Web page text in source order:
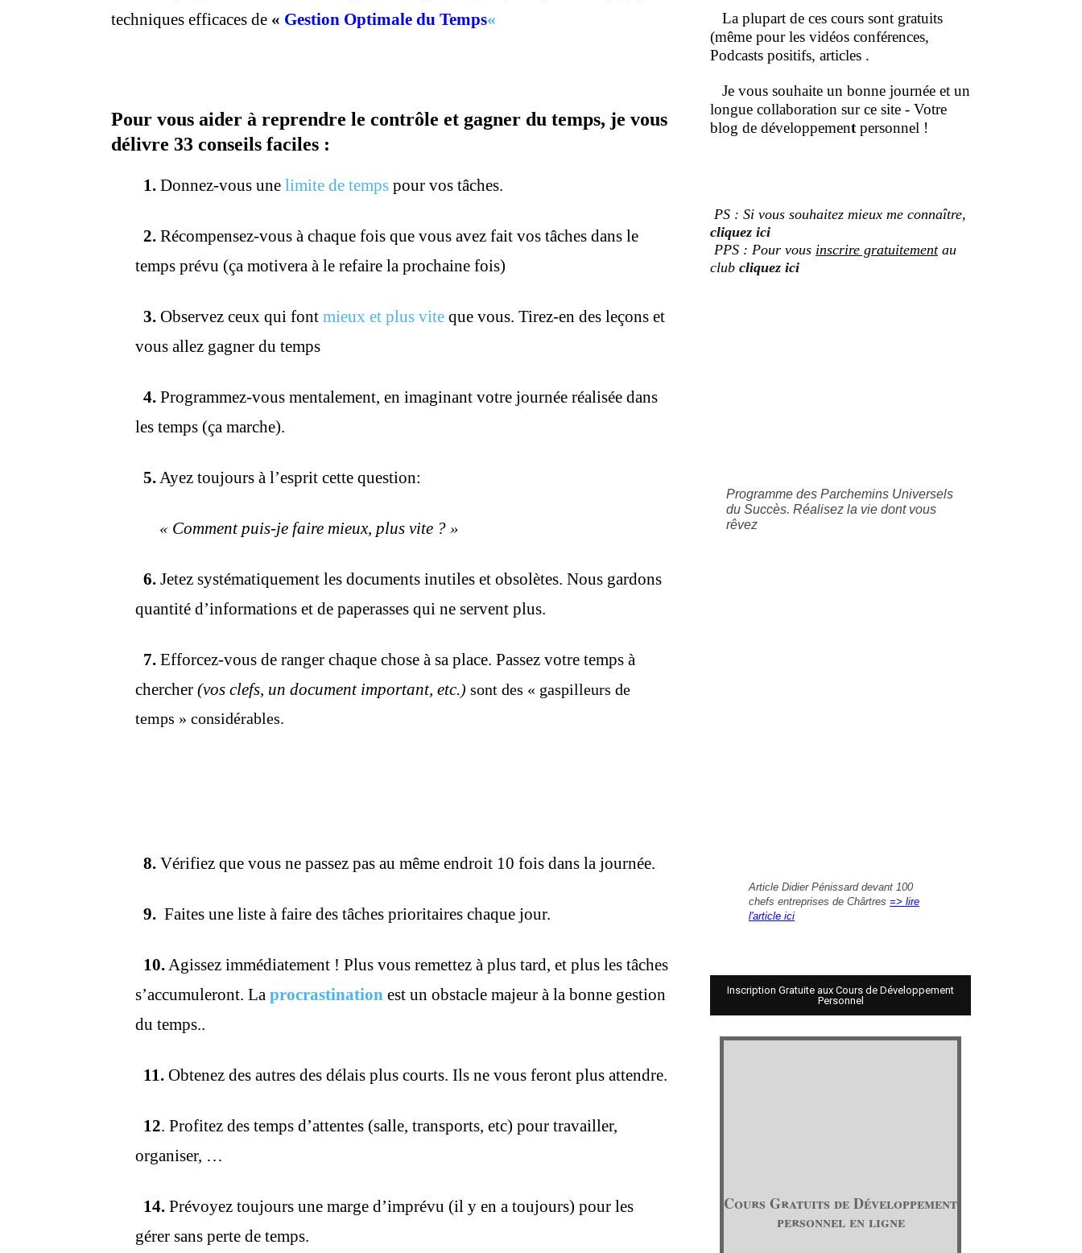
techniques efficaces de « Gestion Optimale du Temps«
Pour vous aider à reprendre le contrôle et gagner du temps, je vous
délivre 33 conseils faciles :
1. Donnez-vous une limite de temps pour vos tâches.
2. Récompensez-vous à chaque fois que vous avez fait vos tâches dans le
temps prévu (ça motivera à le refaire la prochaine fois)
3. Observez ceux qui font mieux et plus vite que vous. Tirez-en des leçons et
vous allez gagner du temps
4. Programmez-vous mentalement, en imaginant votre journée réalisée dans
les temps (ça marche).
5.Ayez toujours à l’esprit cette question:
« Comment puis-je faire mieux, plus vite ? »
6. Jetez systématiquement les documents inutiles et obsolètes. Nous gardons
quantité d’informations et de paperasses qui ne servent plus.
7. Efforcez-vous de ranger chaque chose à sa place. Passez votre temps à
chercher (vos clefs, un document important, etc.) sont des « gaspilleurs de
temps » considérables.
8. Vérifiez que vous ne passez pas au même endroit 10 fois dans la journée.
9. Faites une liste à faire des tâches prioritaires chaque jour.
10.Agissez immédiatement ! Plus vous remettez à plus tard, et plus les tâches
s’accumuleront. La procrastination est un obstacle majeur à la bonne gestion
du temps..
11. Obtenez des autres des délais plus courts. Ils ne vous feront plus attendre.
12. Profitez des temps d’attentes (salle, transports, etc) pour travailler,
organiser, …
14. Prévoyez toujours une marge d’imprévu (il y en a toujours) pour les
gérer sans perte de temps.
La plupart de ces cours sont gratuits
(même pour les vidéos conférences,
Podcasts positifs, articles .
Je vous souhaite un bonne journée et un
longue collaboration sur ce site - Votre
blog de développement personnel !
PS : Si vous souhaitez mieux me connaître,
cliquez ici
PPS : Pour vous inscrire gratuitementau
club cliquez ici
Programme des Parchemins Universels
du Succès. Réalisez la vie dont vous
rêvez
Article Didier Pénissard devant 100
chefs entreprises de Chârtres => lire
l'article ici
Inscription Gratuite aux Cours de Développement
Personnel
Cours Gratuits de Développement
personnel en ligne